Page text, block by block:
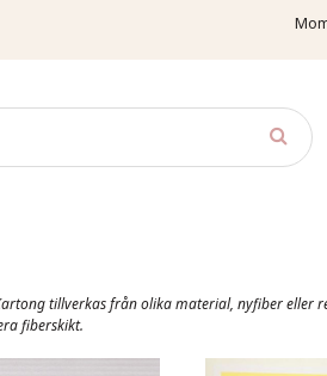
tillverkas från olika material, nyfiber eller
fiberskikt.